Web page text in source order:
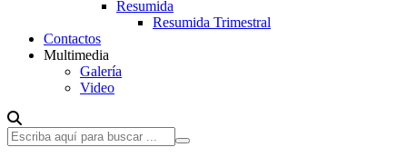
Resumida
Resumida Trimestral
Contactos
Multimedia
Galería
Video